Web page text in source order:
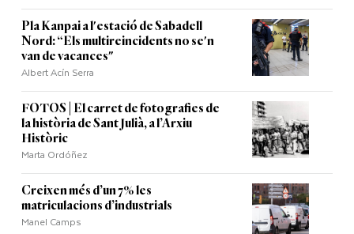
Pla Kanpai a l'estació de Sabadell
Nord: “Els multireincidents no se'n
van de vacances"
Albert Acín Serra
FOTOS | El carret de fotografies de
la història de Sant Julià, a l’Arxiu
Històric
Marta Ordóñez
Creixen més d’un 7% les
matriculacions d’industrials
Manel Camps